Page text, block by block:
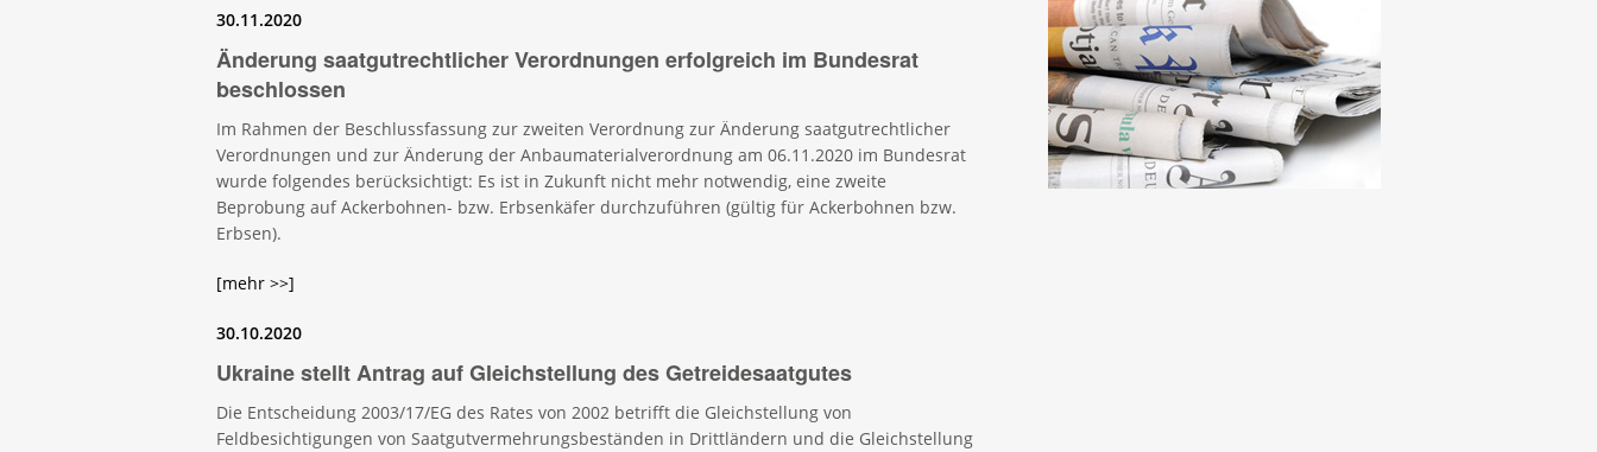
30.11.2020
Änderung saatgutrechtlicher Verordnungen erfolgreich im Bundesrat
beschlossen
Im Rahmen der Beschlussfassung zur zweiten Verordnung zur Änderung saatgutrechtlicher
Verordnungen und zur Änderung der Anbaumaterialverordnung am 06.11.2020 im Bundesrat
wurde folgendes berücksichtigt: Es ist in Zukunft nicht mehr notwendig, eine zweite
Beprobung auf Ackerbohnen- bzw. Erbsenkäfer durchzuführen (gültig für Ackerbohnen bzw.
Erbsen).
[mehr >>]
30.10.2020
Ukraine stellt Antrag auf Gleichstellung des Getreidesaatgutes
Die Entscheidung 2003/17/EG des Rates von 2002 betrifft die Gleichstellung von
Feldbesichtigungen von Saatgutvermehrungsbeständen in Drittländern und die Gleichstellung